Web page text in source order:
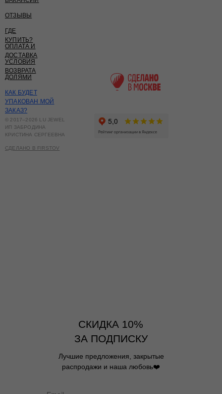
© 2017–2026 LU JEWEL
ИП ЗАБРОДИНА
КРИСТИНА СЕРГЕЕВНА
СДЕЛАНО В FIRSTOV
ОПЛАТА И
ДОСТАВКА
УСЛОВИЯ
ВОЗВРАТА
ОТЗЫВЫ
ГДЕ
КУПИТЬ?
КАК БУДЕТ
УПАКОВАН МОЙ
ЗАКАЗ?
ДОЛЯМИ
СКИДКА 10%
ЗА ПОДПИСКУ
Лучшие предложения, закрытые
распродажи и наша любовь❤️